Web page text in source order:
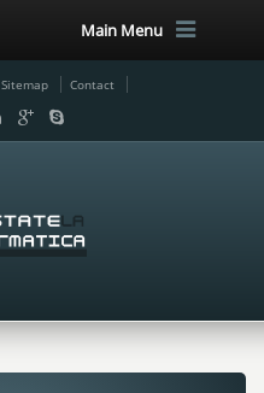
Main Menu
Sitemap Contact